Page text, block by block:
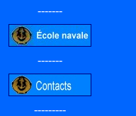
-------
-------
---------